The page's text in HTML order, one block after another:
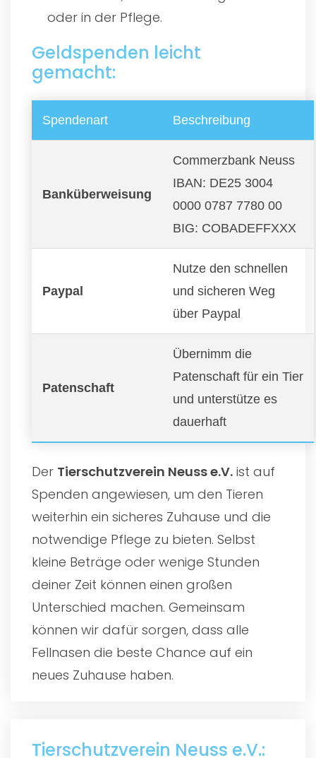
oder in der Pflege.
Geldspenden leicht
gemacht:
Spendenart Beschreibung
Banküberweisung
Commerzbank Neuss
IBAN: DE25 3004
0000 0787 7780 00
BIG: COBADEFFXXX
Paypal
Nutze den schnellen
und sicheren Weg
über Paypal
Patenschaft
Übernimm die
Patenschaft für ein Tier
und unterstütze es
dauerhaft
Der Tierschutzverein Neuss e.V. ist auf
Spenden angewiesen, um den Tieren
weiterhin ein sicheres Zuhause und die
notwendige Pflege zu bieten. Selbst
kleine Beträge oder wenige Stunden
deiner Zeit können einen großen
Unterschied machen. Gemeinsam
können wir dafür sorgen, dass alle
Fellnasen die beste Chance auf ein
neues Zuhause haben.
Tierschutzverein Neuss e.V.: